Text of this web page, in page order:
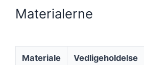
Materialerne
Materiale Vedligeholdelse